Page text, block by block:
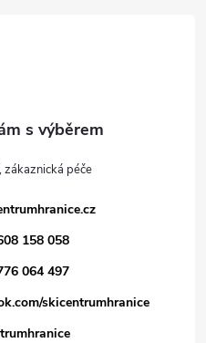
158 058
064 497
skicentrumhranice